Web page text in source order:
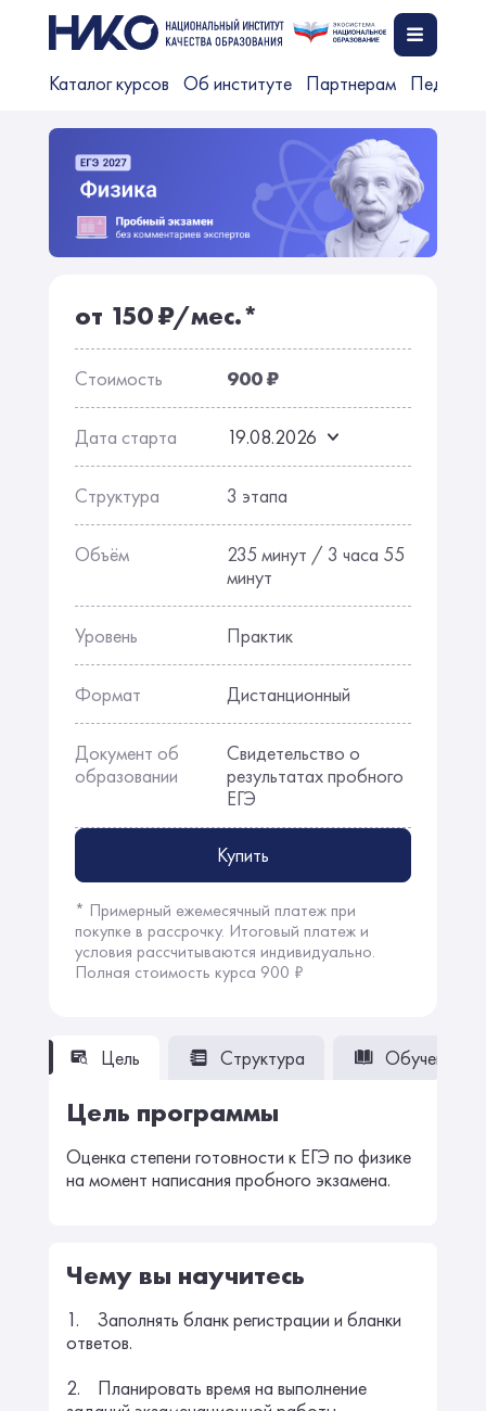
Каталог курсов Об институте Партнерам
Цель Структура Обучение
Цель программы
Оценка степени готовности к ЕГЭ по физике
на момент написания пробного экзамена.
Чему вы научитесь
1. Заполнять бланк регистрации и бланки
ответов.
2. Планировать время на выполнение
от 150 ₽/мес.*
Стоимость 900 ₽
Дата старта 19.08.2026
Структура 3 этапа
Объём
235 минут / 3 часа 55
минут
Уровень Практик
Формат Дистанционный
Документ об
образовании
Свидетельство о
результатах пробного
ЕГЭ
Купить
* Примерный ежемесячный платеж при
покупке в рассрочку. Итоговый платеж и
условия рассчитываются индивидуально.
Полная стоимость курса 900 ₽